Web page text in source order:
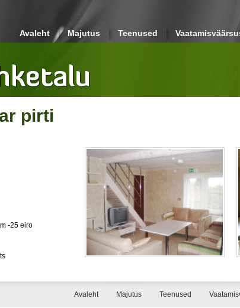
Avaleht Majutus Teenused
pirti
-25 eiro
Avaleht Majutus Teenused